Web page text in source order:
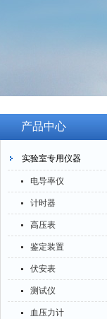
产品中心
实验室专用仪器
电导率仪
计时器
高压表
鉴定装置
伏安表
测试仪
血压力计